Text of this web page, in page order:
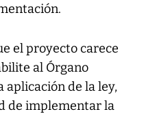
el proyecto carece
al Órgano
de la ley,
de implementar la